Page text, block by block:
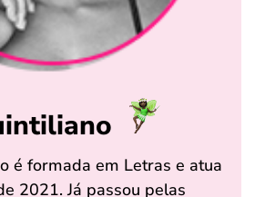
é formada em Letras e atua
2021. Já passou pelas